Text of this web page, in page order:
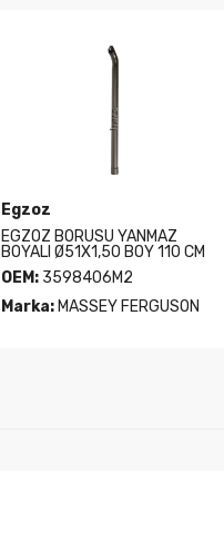
Egzoz
EGZOZ BORUSU YANMAZ
BOYALI Ø51X1,50 BOY 110 CM
OEM:3598406M2
Marka:MASSEY FERGUSON